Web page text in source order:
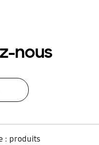
nous
: produits